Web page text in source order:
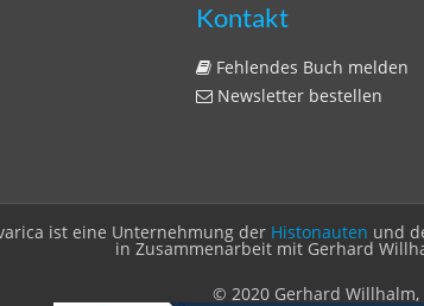
Kontakt
Fehlendes Buch melden
Newsletter bestellen
ist eine Unternehmung der Histonauten und
in Zusammenarbeit mit Gerhard
© 2020 Gerhard